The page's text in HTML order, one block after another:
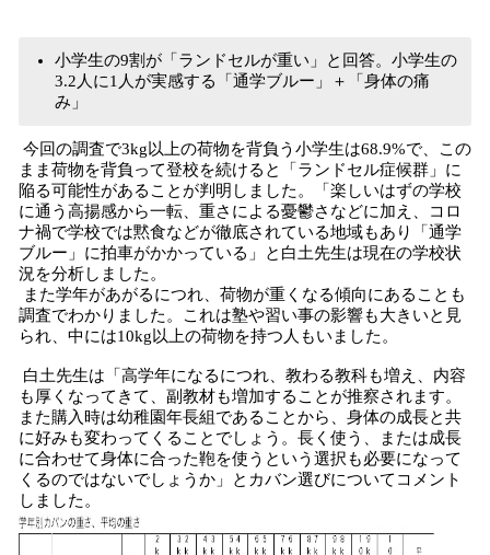
小学生の9割が「ランドセルが重い」と回答。小学生の
3.2人に1人が実感する「通学ブルー」＋「身体の痛
み」
今回の調査で3kg以上の荷物を背負う小学生は68.9%で、この
まま荷物を背負って登校を続けると「ランドセル症候群」に
陥る可能性があることが判明しました。「楽しいはずの学校
に通う高揚感から一転、重さによる憂鬱さなどに加え、コロ
ナ禍で学校では黙食などが徹底されている地域もあり「通学
ブルー」に拍車がかかっている」と白土先生は現在の学校状
況を分析しました。
また学年があがるにつれ、荷物が重くなる傾向にあることも
調査でわかりました。これは塾や習い事の影響も大きいと見
られ、中には10kg以上の荷物を持つ人もいました。
白土先生は「高学年になるにつれ、教わる教科も増え、内容
も厚くなってきて、副教材も増加することが推察されます。
また購入時は幼稚園年長組であることから、身体の成長と共
に好みも変わってくることでしょう。長く使う、または成長
に合わせて身体に合った鞄を使うという選択も必要になって
くるのではないでしょうか」とカバン選びについてコメント
しました。